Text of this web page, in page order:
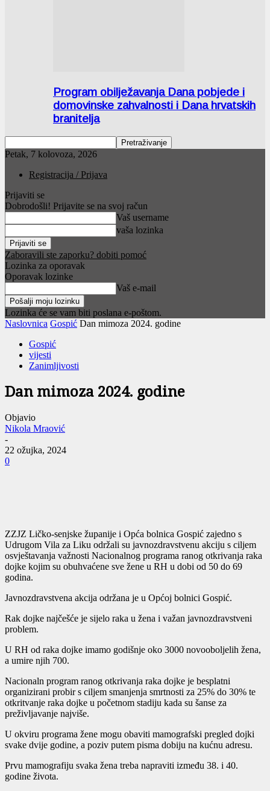
Program obilježavanja Dana pobjede i
domovinske zahvalnosti i Dana hrvatskih
branitelja
Petak, 7 kolovoza, 2026
Registracija / Prijava
Prijaviti se
Dobrodošli! Prijavite se na svoj račun
Vaš username
vaša lozinka
Zaboravili ste zaporku? dobiti pomoć
Lozinka za oporavak
Oporavak lozinke
Vaš e-mail
Lozinka će se vam biti poslana e-poštom.
Naslovnica Gospić Dan mimoza 2024. godine
Gospić
vijesti
Zanimljivosti
Dan mimoza 2024. godine
Objavio
Nikola Mraović
-
22 ožujka, 2024
0
ZZJZ Ličko-senjske županije i Opća bolnica Gospić zajedno s
Udrugom Vila za Liku održali su javnozdravstvenu akciju s ciljem
osvještavanja važnosti Nacionalnog programa ranog otkrivanja raka
dojke kojim su obuhvaćene sve žene u RH u dobi od 50 do 69
godina.
Javnozdravstvena akcija održana je u Općoj bolnici Gospić.
Rak dojke najčešće je sijelo raka u žena i važan javnozdravstveni
problem.
U RH od raka dojke imamo godišnje oko 3000 novooboljelih žena,
a umire njih 700.
Nacionaln program ranog otkrivanja raka dojke je besplatni
organizirani probir s ciljem smanjenja smrtnosti za 25% do 30% te
otkritvanje raka dojke u početnom stadiju kada su šanse za
preživljavanje najviše.
U okviru programa žene mogu obaviti mamografski pregled dojki
svake dvije godine, a poziv putem pisma dobiju na kućnu adresu.
Prvu mamografiju svaka žena treba napraviti između 38. i 40.
godine života.